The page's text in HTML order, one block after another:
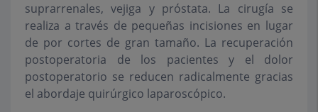
suprarrenales, vejiga y próstata. La cirugía se
realiza a través de pequeñas incisiones en lugar
de por cortes de gran tamaño. La recuperación
postoperatoria de los pacientes y el dolor
postoperatorio se reducen radicalmente gracias
el abordaje quirúrgico laparoscópico.